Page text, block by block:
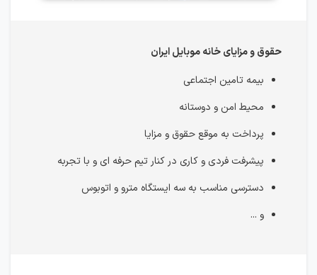
حقوق و مزایای خانه موبایل ایران
بیمه تامین اجتماعی
محیط امن و دوستانه
پرداخت به موقع حقوق و مزایا
پیشرفت فردی و کاری در کنار تیم حرفه ای و با تجربه
دسترسی مناسب به سه ایستگاه مترو و اتوبوس
و ...